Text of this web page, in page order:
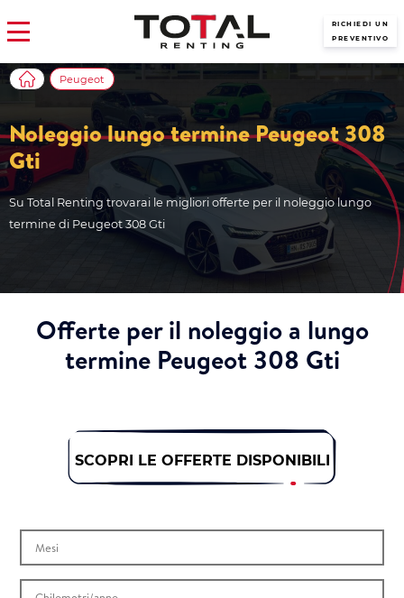
RICHIEDI UN
PREVENTIVO
Noleggio lungo termine Peugeot 308
Gti
Su Total Renting trovarai le migliori offerte per il noleggio lungo
termine di Peugeot 308 Gti
Peugeot
Offerte per il noleggio a lungo
termine Peugeot 308 Gti
SCOPRI LE OFFERTE DISPONIBILI